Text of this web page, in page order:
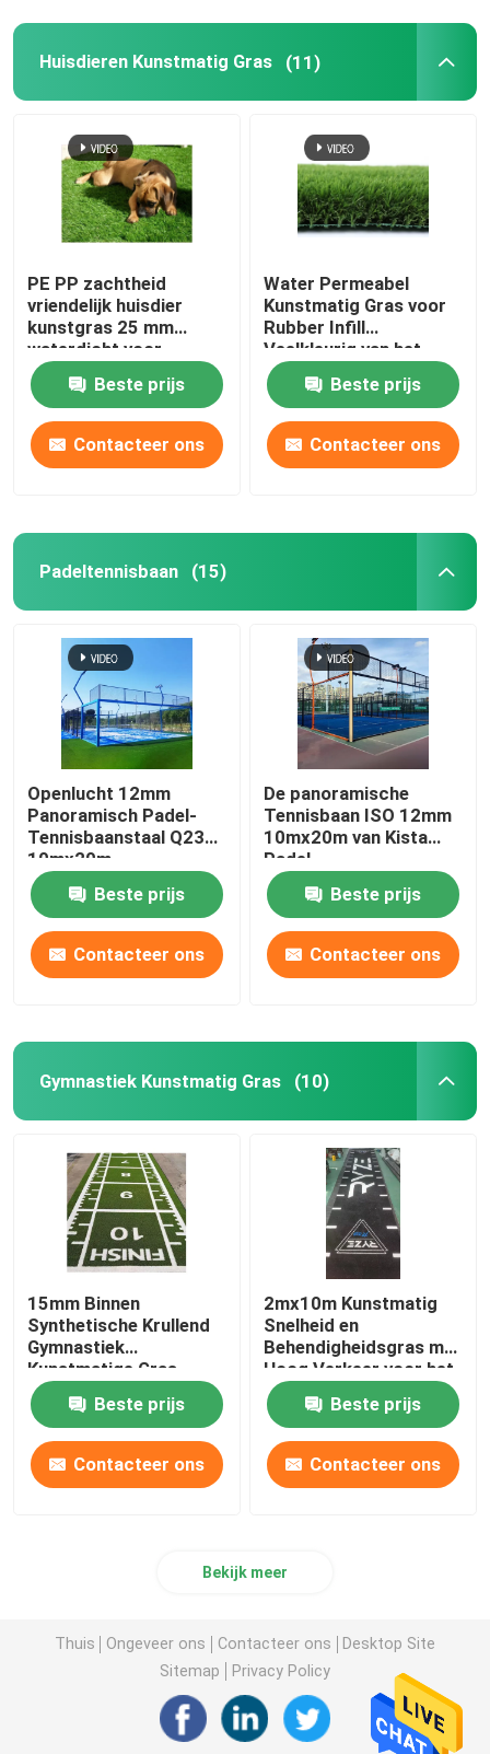
Huisdieren Kunstmatig Gras (11)
PE PP zachtheid
vriendelijk huisdier
kunstgras 25 mm
waterdicht voor
honden 4 toon
Beste prijs
Contacteer ons
Water Permeabel
Kunstmatig Gras voor
Rubber Infill
Veelkleurig van het
Honden Openlucht
Synthetische Zand
Beste prijs
Contacteer ons
Padeltennisbaan (15)
Openlucht 12mm
Panoramisch Padel-
Tennisbaanstaal Q235
10mx20m
Beste prijs
Contacteer ons
De panoramische
Tennisbaan ISO 12mm
10mx20m van Kista
Padel
Beste prijs
Contacteer ons
Gymnastiek Kunstmatig Gras (10)
15mm Binnen
Synthetische Krullend
Gymnastiek
Kunstmatige Gras
Aangepaste
Monofilament
Beste prijs
Contacteer ons
2mx10m Kunstmatig
Snelheid en
Behendigheidsgras met
Hoog Verkeer voor het
Duwen van Slee
Beste prijs
Contacteer ons
Bekijk meer
Thuis Ongeveer ons Contacteer ons
Desktop Site
Sitemap
Privacy Policy